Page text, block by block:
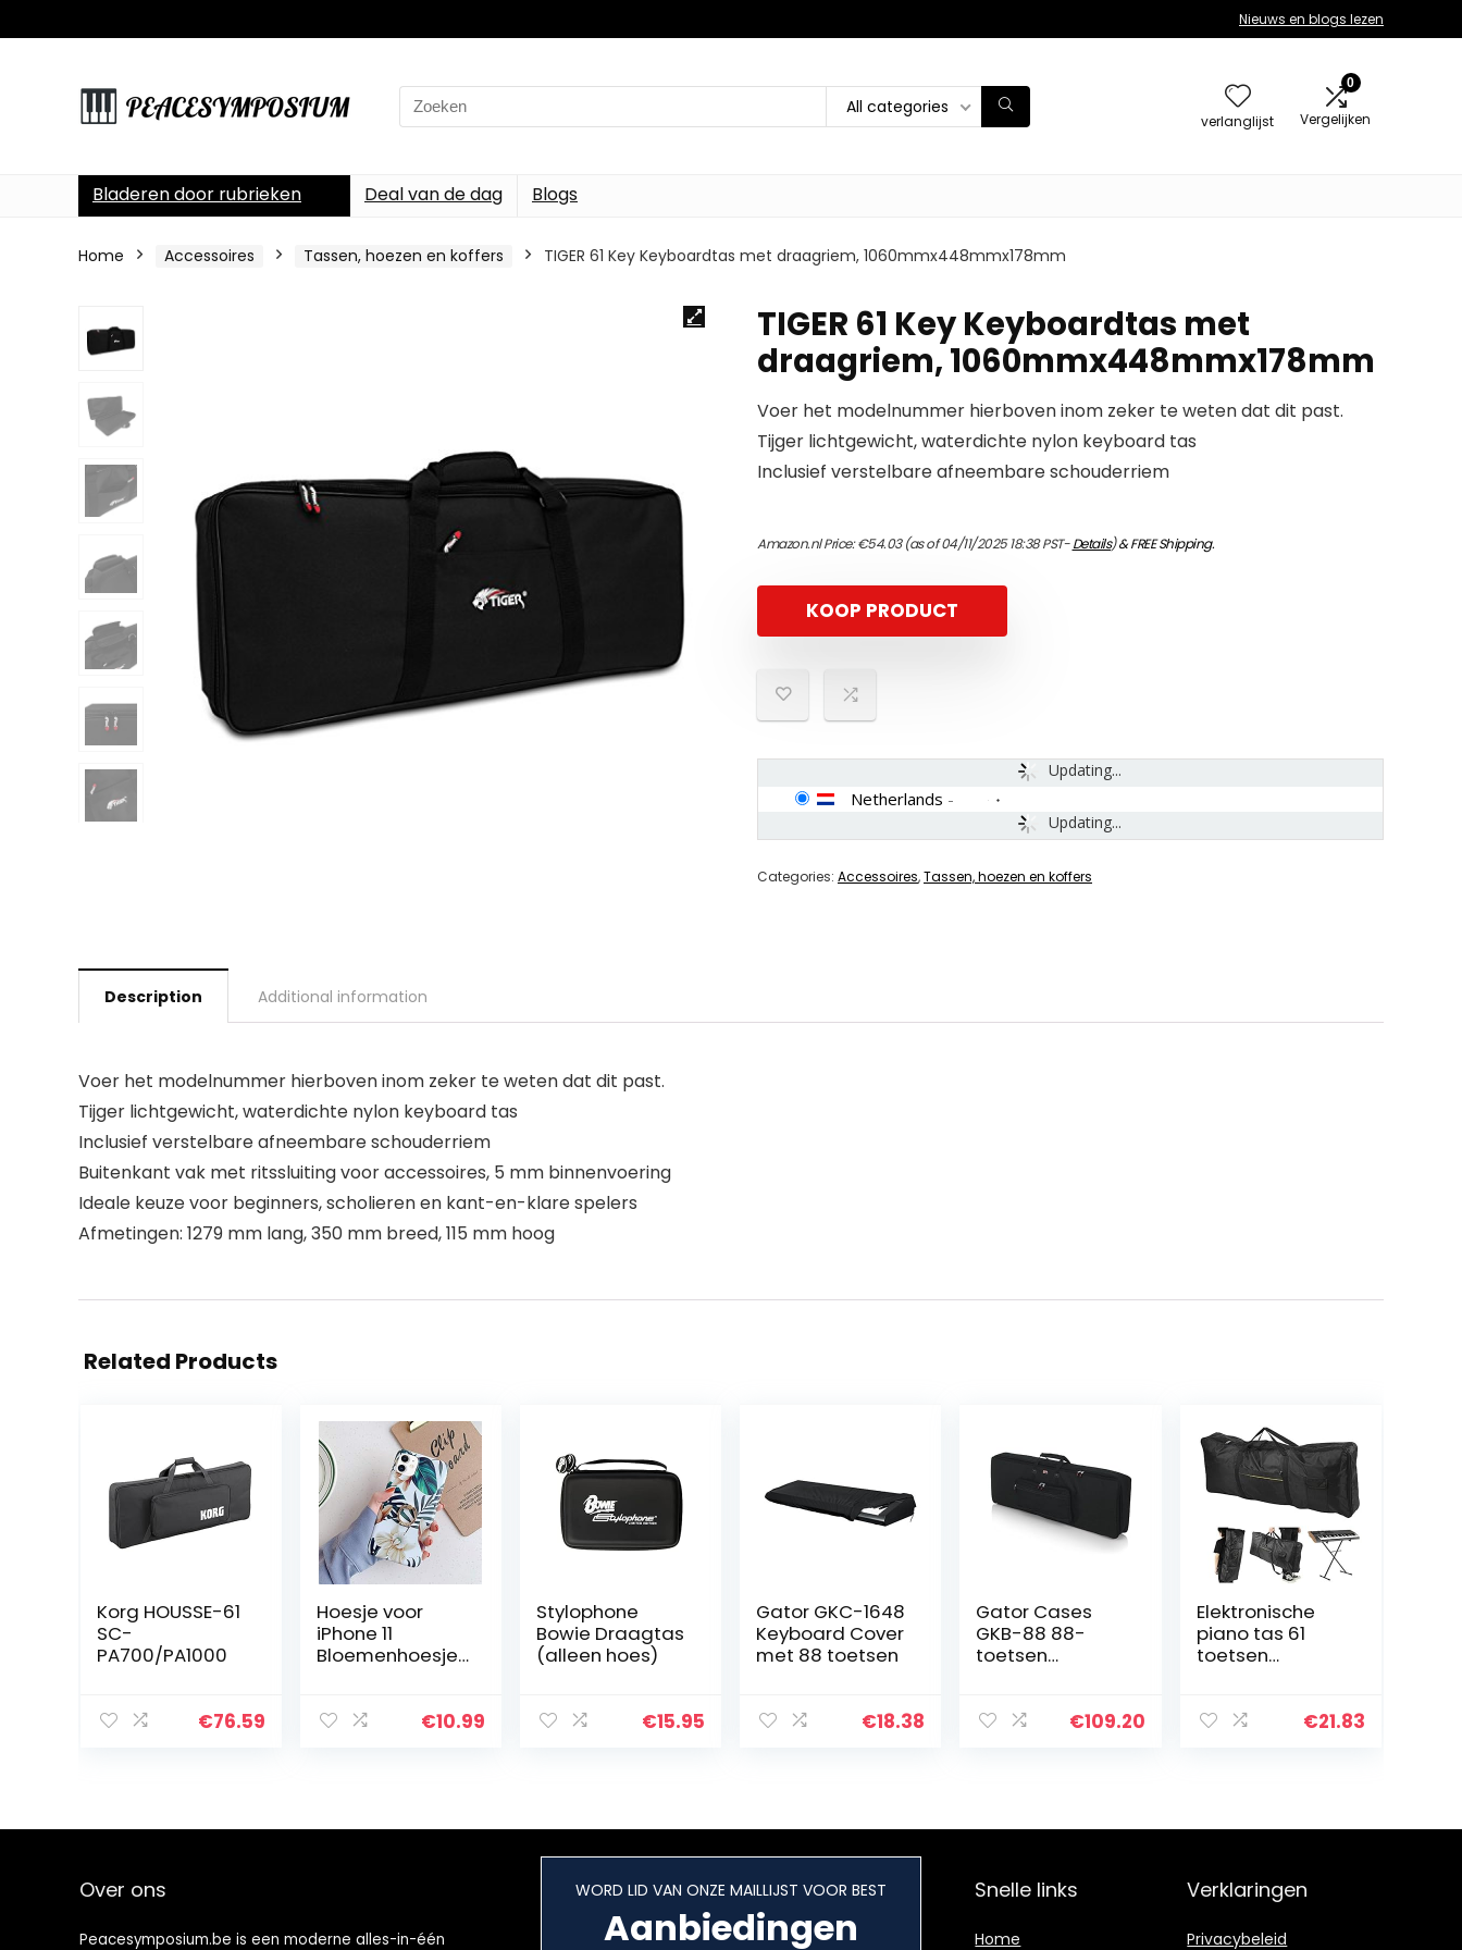
Nieuws en blogs lezen
Search
for:
All categories
verlanglijst
0
Vergelijken
Bladeren door rubrieken Deal van de dag Blogs
Home Accessoires Tassen, hoezen en koffers TIGER 61 Key Keyboardtas met draagriem, 1060mmx448mmx178mm
TIGER 61 Key Keyboardtas met
draagriem, 1060mmx448mmx178mm
Voer het modelnummer hierboven inom zeker te weten dat dit past.
Tijger lichtgewicht, waterdichte nylon keyboard tas
Inclusief verstelbare afneembare schouderriem
Amazon.nl Price:€54.03(as of 04/11/2025 18:38 PST-Details)&FREE Shipping.
KOOP PRODUCT
Updating...
Updating...
Netherlands -
Categories: Accessoires,Tassen, hoezen en koffers
Description Additional information
Voer het modelnummer hierboven inom zeker te weten dat dit past.
Tijger lichtgewicht, waterdichte nylon keyboard tas
Inclusief verstelbare afneembare schouderriem
Buitenkant vak met ritssluiting voor accessoires, 5 mm binnenvoering
Ideale keuze voor beginners, scholieren en kant-en-klare spelers
Afmetingen: 1279 mm lang, 350 mm breed, 115 mm hoog
Related Products
Korg HOUSSE-61
SC-
PA700/PA1000
€76.59
Hoesje voor
iPhone 11
Bloemenhoesje,
Kickstand
€10.99
Stylophone
Bowie Draagtas
(alleen hoes)
€15.95
Gator GKC-1648
Keyboard Cover
met 88 toetsen
€18.38
Gator Cases
GKB-88 88-
toetsen
gigbag
€109.20
Elektronische
piano tas 61
toetsen
piano tas
€21.83
Over ons
Peacesymposium.be is een moderne alles-in-één
WORD LID VAN ONZE MAILLIJST VOOR BEST
Aanbiedingen
Snelle links
Home
Verklaringen
Privacybeleid